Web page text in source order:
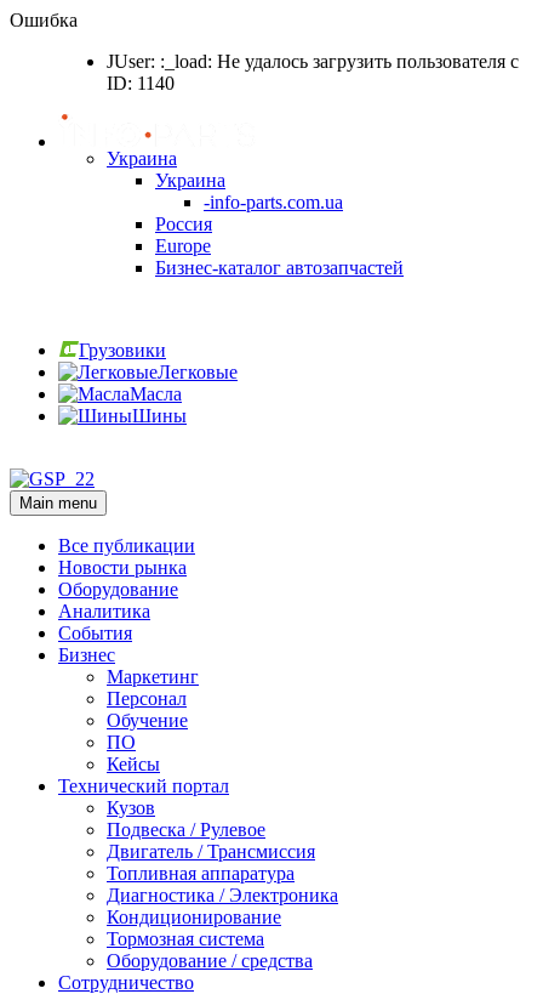
Ошибка
JUser: :_load: Не удалось загрузить пользователя с
ID: 1140
Украина
Украина
-info-parts.com.ua
Россия
Europe
Бизнес-каталог автозапчастей
Грузовики
Легковые
Масла
Шины
Main menu
Все публикации
Новости рынка
Оборудование
Аналитика
События
Бизнес
Маркетинг
Персонал
Обучение
ПО
Кейсы
Технический портал
Кузов
Подвеска / Рулевое
Двигатель / Трансмиссия
Топливная аппаратура
Диагностика / Электроника
Кондиционирование
Тормозная система
Оборудование / средства
Сотрудничество